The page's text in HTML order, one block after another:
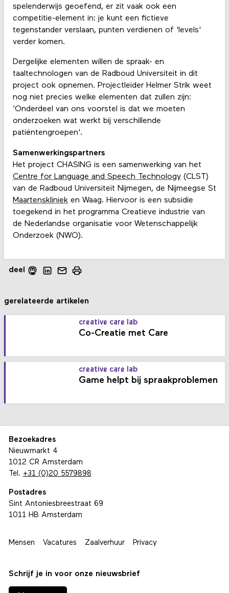
spelenderwijs geoefend, er zit vaak ook een
competitie-element in: je kunt een fictieve
tegenstander verslaan, punten verdienen of 'levels'
verder komen.
Dergelijke elementen willen de spraak- en
taaltechnologen van de Radboud Universiteit in dit
project ook opnemen. Projectleider Helmer Strik weet
nog niet precies welke elementen dat zullen zijn:
'Onderdeel van ons voorstel is dat we moeten
onderzoeken wat werkt bij verschillende
patiëntengroepen'.
Samenwerkingspartners
Het project CHASING is een samenwerking van het
Centre for Language and Speech Technology(CLST)
van de Radboud Universiteit Nijmegen, de Nijmeegse St
Maartensklinieken Waag. Hiervoor is een subsidie
toegekend in het programma Creatieve industrie van
de Nederlandse organisatie voor Wetenschappelijk
Onderzoek (NWO).
deel
gerelateerde artikelen
creative care lab
Co-Creatie met Care
creative care lab
Game helpt bij spraakproblemen
Bezoekadres
Nieuwmarkt 4
1012 CR Amsterdam
Tel. +31 (0)20 5579898
Postadres
Sint Antoniesbreestraat 69
1011 HB Amsterdam
Mensen Vacatures Zaalverhuur Privacy
Schrijf je in voor onze nieuwsbrief